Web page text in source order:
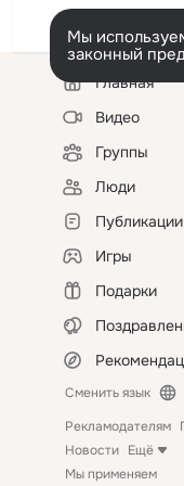
Мы
законный
Левая
колонкаГлавная
Видео
Группы
Люди
Публикации
Игры
Подарки
Сменить язык
Рекламодателям
Новости Ещё
Мы применяем